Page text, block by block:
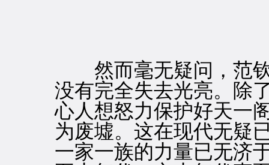
然而毫无疑问，范钦
没有完全失去光亮。除
心人想怒力保护好天一
为废墟。这在现代无疑
一家一族的力量已无济